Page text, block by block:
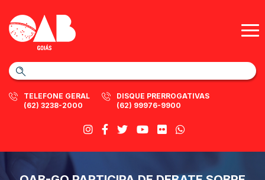
TELEFONE GERAL
(62) 3238-2000
DISQUE PRERROGATIVAS
(62) 99976-9900